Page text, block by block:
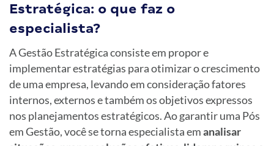
Estratégica: o que faz o
especialista?
A Gestão Estratégica consiste em propor e
implementar estratégias para otimizar o crescimento
de uma empresa, levando em consideração fatores
internos, externos e também os objetivos expressos
nos planejamentos estratégicos. Ao garantir uma Pós
em Gestão, você se torna especialista emanalisar